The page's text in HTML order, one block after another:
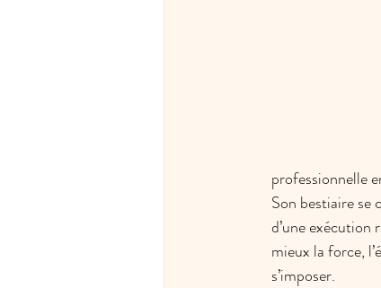
professionnelle
Son bestiaire se
d’une exécution
mieux la force,
s’imposer.